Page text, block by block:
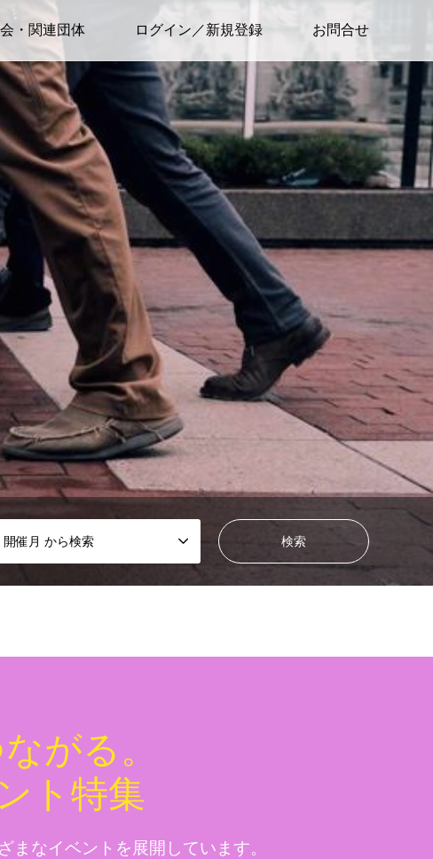
・関連団体 ログイン／新規登録 お問合せ
のみなさまへ
お任せください】
績
談ください
開催月 から検索
がる。
ト特集
なイベントを展開しています。